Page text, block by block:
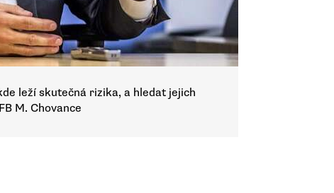
leží skutečná rizika, a hledat jejich
M. Chovance